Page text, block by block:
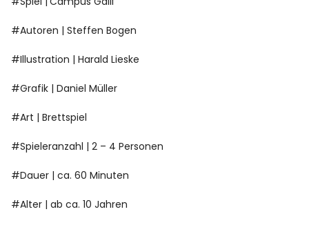
#Autoren | Steffen Bogen
#Illustration | Harald Lieske
#Grafik | Daniel Müller
#Art | Brettspiel
#Spieleranzahl | 2 – 4 Personen
#Dauer | ca. 60 Minuten
#Alter | ab ca. 10 Jahren